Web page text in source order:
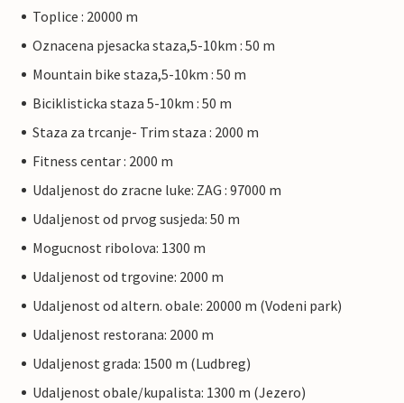
Toplice : 20000 m
Oznacena pjesacka staza,5-10km : 50 m
Mountain bike staza,5-10km : 50 m
Biciklisticka staza 5-10km : 50 m
Staza za trcanje- Trim staza : 2000 m
Fitness centar : 2000 m
Udaljenost do zracne luke: ZAG : 97000 m
Udaljenost od prvog susjeda: 50 m
Mogucnost ribolova: 1300 m
Udaljenost od trgovine: 2000 m
Udaljenost od altern. obale: 20000 m (Vodeni park)
Udaljenost restorana: 2000 m
Udaljenost grada: 1500 m (Ludbreg)
Udaljenost obale/kupalista: 1300 m (Jezero)